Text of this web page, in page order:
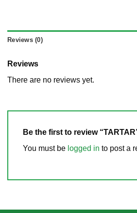
Reviews (0)
Reviews
There are no reviews yet.
Be the first to review
You must be logged in to post a